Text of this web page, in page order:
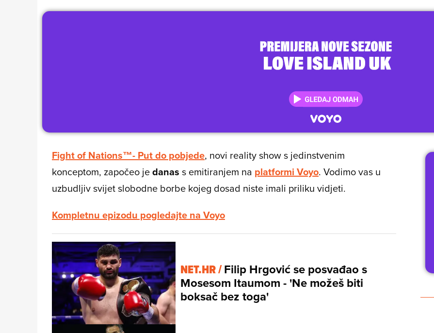
Fight of Nations™- Put do pobjede, novi reality show s jedinstvenim
konceptom, započeo jedanas s emitiranjem na platformi Voyo. Vodimo vas u
uzbudljiv svijet slobodne borbe kojeg dosad niste imali priliku vidjeti.
Kompletnu epizodu pogledajte na Voyo
NET.HR /Filip Hrgović se posvađao s
Mosesom Itaumom - 'Ne možeš biti
boksač bez toga'